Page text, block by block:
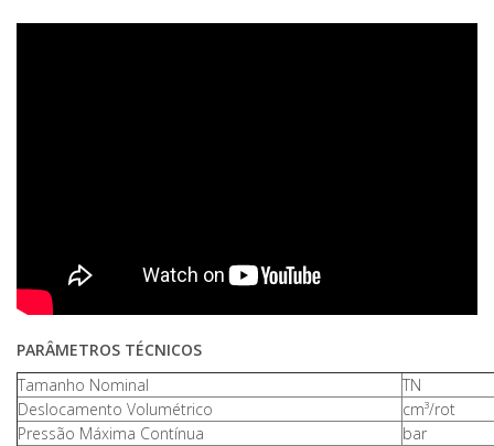
PARÂMETROS TÉCNICOS
Tamanho Nominal
TN
Deslocamento Volumétrico
cm³/rot
Pressão Máxima Contínua
bar